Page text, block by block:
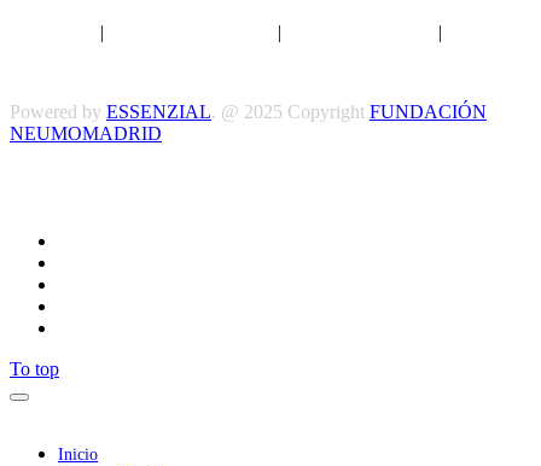
Powered by ESSENZIAL. @ 2025 Copyright FUNDACIÓN
NEUMOMADRID
To top
Inicio